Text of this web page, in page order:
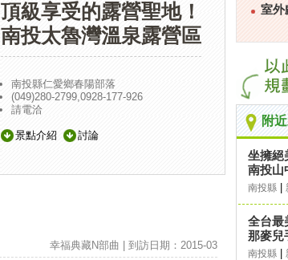
頂級享受的露營聖地！
南投太魯灣溫泉露營區
南投縣仁愛鄉春陽部落
(049)280-2799,0928-177-926
請電洽
景點介紹 討論
幸福典藏N部曲 | 到訪日期：2015-03
室外
附
坐擁絕
南投山
南投縣
全台最
那麥兒
南投縣